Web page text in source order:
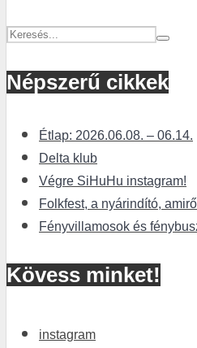
Népszerű cikkek
Étlap: 2026.06.08. – 06.14.
Delta klub
Végre SiHuHu instagram!
Folkfest, a nyárindító,
Fényvillamosok és
Kövess minket!
instagram